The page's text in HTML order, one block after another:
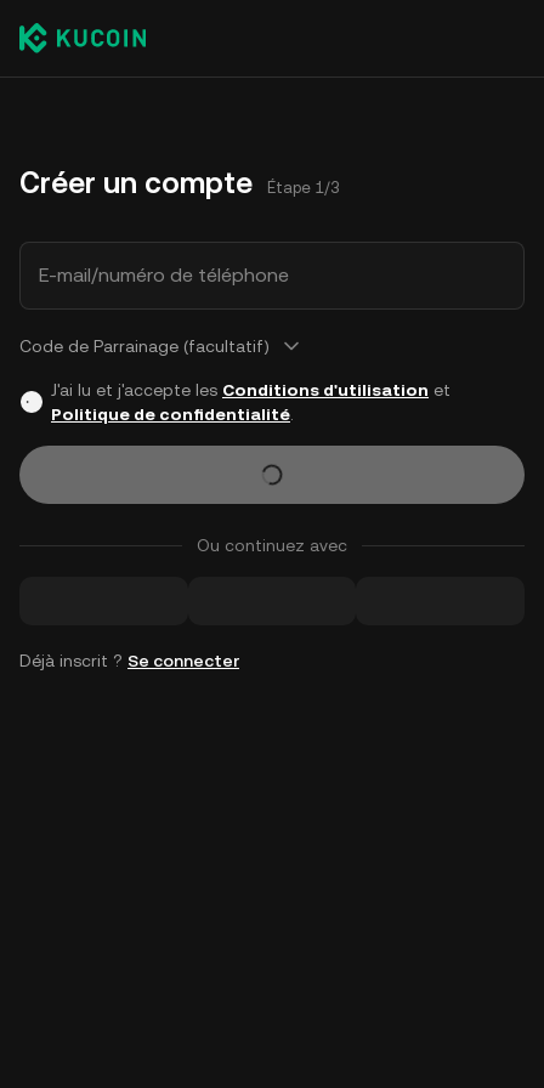
Créer un compte Étape 1/3
E-mail/numéro de téléphone
Code de Parrainage (facultatif)
J'ai lu et j'accepte les Conditions d'utilisation et
Politique de confidentialité.
Ou continuez avec
Déjà inscrit ? Se connecter